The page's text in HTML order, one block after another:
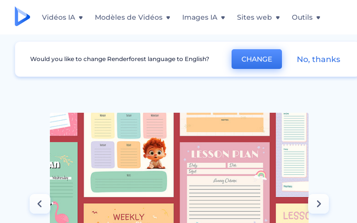
Vidéos IA Modèles de Vidéos Images IA Sites web Outils
Graphismes Plan de cours Modèles de plans de cours amusants
Would you like to change Renderforest language to English? CHANGE No, thanks